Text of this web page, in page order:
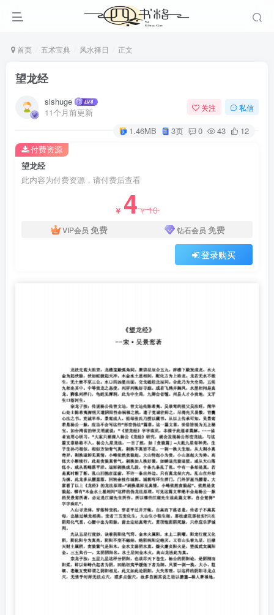
首页 五术宝典 风水择日 正文
望龙经
sishuge
11个月前更新
关注 私信
1.46MB 3页 0 43 12
望龙经
此内容为付费资源，请付费后查看
￥ 4￥10
VIP会员 免费 钻石会员 免费
登录购买
付费资源